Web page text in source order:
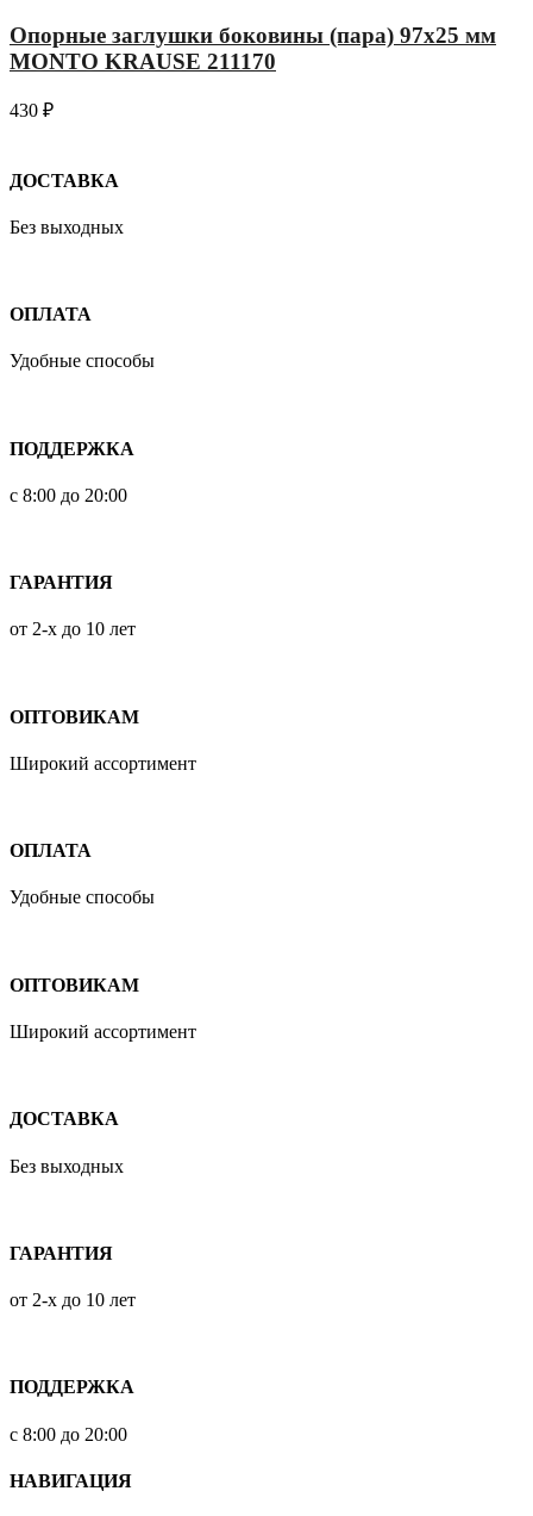
Опорные заглушки боковины (пара) 97х25 мм
MONTO KRAUSE 211170
430 ₽
ДОСТАВКА
Без выходных
ОПЛАТА
Удобные способы
ПОДДЕРЖКА
с 8:00 до 20:00
ГАРАНТИЯ
от 2-х до 10 лет
ОПТОВИКАМ
Широкий ассортимент
ОПЛАТА
Удобные способы
ОПТОВИКАМ
Широкий ассортимент
ДОСТАВКА
Без выходных
ГАРАНТИЯ
от 2-х до 10 лет
ПОДДЕРЖКА
с 8:00 до 20:00
НАВИГАЦИЯ